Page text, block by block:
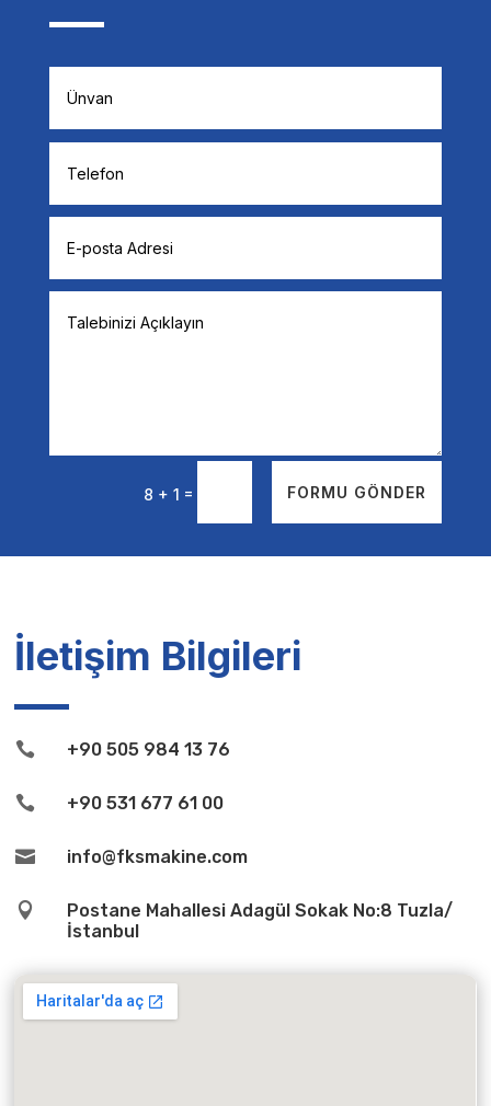
8 + 1 = FORMU GÖNDER
İletişim Bilgileri
 +90 505 984 13 76
 +90 531 677 61 00
 info@fksmakine.com

Postane Mahallesi Adagül Sokak No:8 Tuzla/
İstanbul